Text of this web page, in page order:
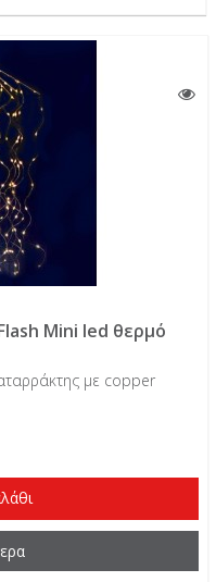
Mini led θερμό
με copper